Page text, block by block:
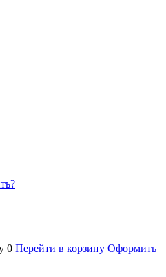
0 Перейти в корзину Оформить